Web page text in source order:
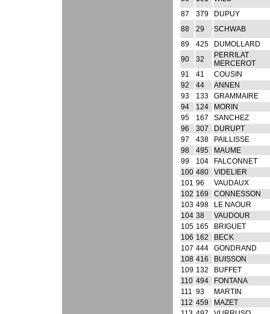
87
379
DUPUY
88
29
SCHWAB
89
425
DUMOLLARD
90
32
PERRILAT
MERCEROT
91
41
COUSIN
92
44
ANNEN
93
133
GRAMMAIRE
94
124
MORIN
95
167
SANCHEZ
96
307
DURUPT
97
438
PAILLISSE
98
495
MAUME
99
104
FALCONNET
100 480
VIDELIER
101 96
VAUDAUX
102 169
CONNESSON
103 498
LE NAOUR
104 38
VAUDOUR
105 165
BRIGUET
106 162
BECK
107 444
GONDRAND
108 416
BUISSON
109 132
BUFFET
110 494
FONTANA
111 93
MARTIN
112 459
MAZET